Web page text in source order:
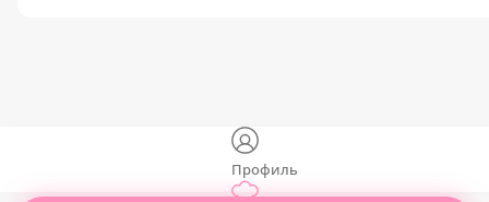
Профиль